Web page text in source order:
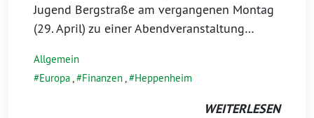
Jugend Bergstraße am vergangenen Montag
(29. April) zu einer Abendveranstaltung…
Allgemein
Europa, Finanzen, Heppenheim
WEITERLESEN